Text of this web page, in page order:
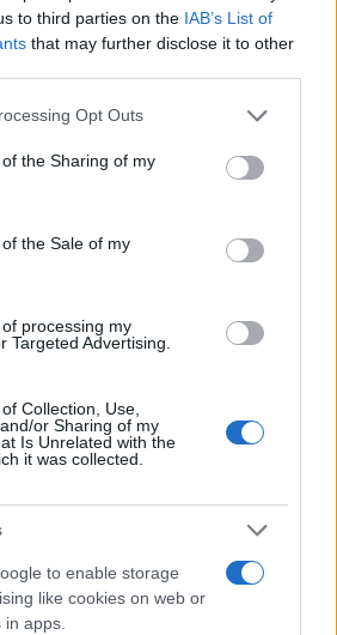
to third parties on the IAB’s List of
that may further disclose it to other
app uses one or more Google
or usage behaviour. You may click to
to Google and its third-party tags to
specified purposes in below Google
Opt Outs
the Sharing of my
the Sale of my
processing my
Targeted Advertising.
Collection, Use,
or Sharing of my
Is Unrelated with the
it was collected.
to enable storage
like cookies on web or
apps.
Αρχή απαγόρευσε το Al
κάλυψη των διαδηλώσεων
διαδηλώσεις με
υποστηρίζει το Al